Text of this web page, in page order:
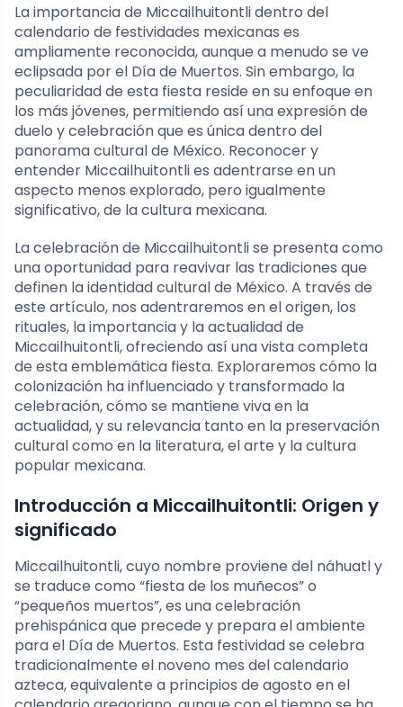
La importancia de Miccailhuitontli dentro del
calendario de festividades mexicanas es
ampliamente reconocida, aunque a menudo se ve
eclipsada por el Día de Muertos. Sin embargo, la
peculiaridad de esta fiesta reside en su enfoque en
los más jóvenes, permitiendo así una expresión de
duelo y celebración que es única dentro del
panorama cultural de México. Reconocer y
entender Miccailhuitontli es adentrarse en un
aspecto menos explorado, pero igualmente
significativo, de la cultura mexicana.
La celebración de Miccailhuitontli se presenta como
una oportunidad para reavivar las tradiciones que
definen la identidad cultural de México. A través de
este artículo, nos adentraremos en el origen, los
rituales, la importancia y la actualidad de
Miccailhuitontli, ofreciendo así una vista completa
de esta emblemática fiesta. Exploraremos cómo la
colonización ha influenciado y transformado la
celebración, cómo se mantiene viva en la
actualidad, y su relevancia tanto en la preservación
cultural como en la literatura, el arte y la cultura
popular mexicana.
Introducción a Miccailhuitontli: Origen y
significado
Miccailhuitontli, cuyo nombre proviene del náhuatl y
se traduce como “fiesta de los muñecos” o
“pequeños muertos”, es una celebración
prehispánica que precede y prepara el ambiente
para el Día de Muertos. Esta festividad se celebra
tradicionalmente el noveno mes del calendario
azteca, equivalente a principios de agosto en el